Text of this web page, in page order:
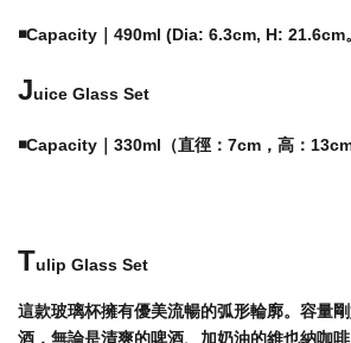
◾️Capacity｜490ml (Dia: 6.3cm, H: 21.6cm。
Juice Glass Set
◾️Capacity｜ 330ml（直徑：7cm，高：13cm
Tulip Glass Set
這款玻璃杯擁有優美流暢的弧形輪廓。容量
酒，無論是清爽的啤酒、加奶油的維也納咖